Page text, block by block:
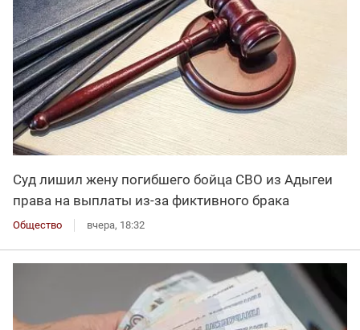
Суд лишил жену погибшего бойца СВО из Адыгеи
права на выплаты из-за фиктивного брака
Общество вчера, 18:32